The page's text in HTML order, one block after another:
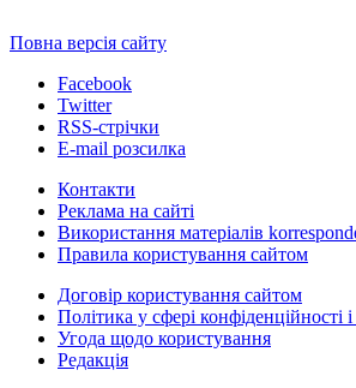
Повна версія сайту
Facebook
Twitter
RSS-стрічки
E-mail розсилка
Контакти
Реклама на сайті
Використання матеріалів
Правила користування сайтом
Договір користування сайтом
Політика у сфері конфіденційності
Угода щодо користування
Редакція